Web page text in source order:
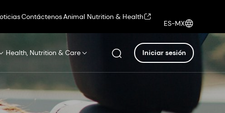
ContáctenosAnimal Nutrition & Health
ES-MX
Health, Nutrition & Care Iniciar sesión